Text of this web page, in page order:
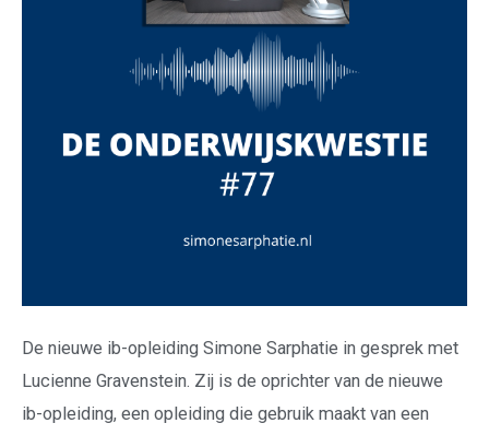
De nieuwe ib-opleiding Simone Sarphatie in gesprek met
Lucienne Gravenstein. Zij is de oprichter van de nieuwe
ib-opleiding, een opleiding die gebruik maakt van een